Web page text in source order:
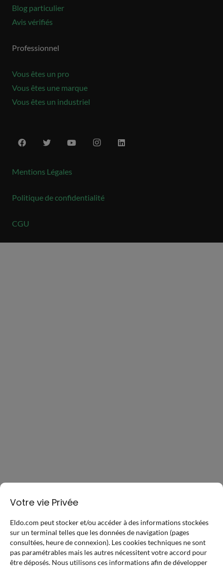
Blog particulier
Avis vérifiés
Professionnel
Vous êtes un pro
Vous êtes une marque
Vous êtes un industriel
Mentions Légales
Politique de confidentialité
CGU
Votre vie Privée
Eldo.com peut stocker et/ou accéder à des informations stockées
sur un terminal telles que les données de navigation (pages
consultées, heure de connexion). Les cookies techniques ne sont
pas paramétrables mais les autres nécessitent votre accord pour
être déposés. Nous utilisons ces informations afin de développer